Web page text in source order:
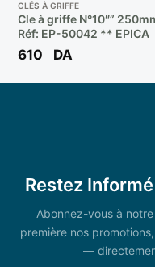
CLÉS À GRIFFE
Cle à griffe N°10″”
Réf: EP-50042 ** EPICA
610 DA
Restez
Abonnez-vous à
première nos
—